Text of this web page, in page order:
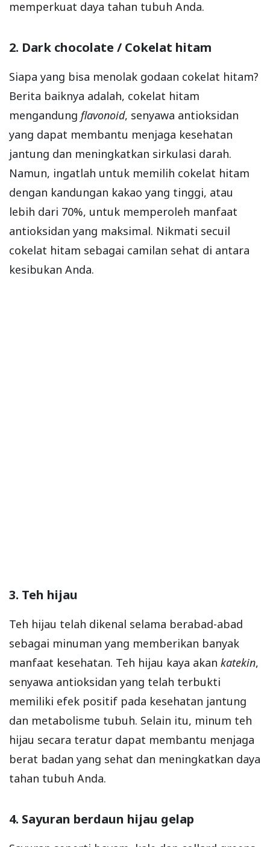
memperkuat daya tahan tubuh Anda.
2. Dark chocolate / Cokelat hitam
Siapa yang bisa menolak godaan cokelat hitam?
Berita baiknya adalah, cokelat hitam
mengandung flavonoid, senyawa antioksidan
yang dapat membantu menjaga kesehatan
jantung dan meningkatkan sirkulasi darah.
Namun, ingatlah untuk memilih cokelat hitam
dengan kandungan kakao yang tinggi, atau
lebih dari 70%, untuk memperoleh manfaat
antioksidan yang maksimal. Nikmati secuil
cokelat hitam sebagai camilan sehat di antara
kesibukan Anda.
3. Teh hijau
Teh hijau telah dikenal selama berabad-abad
sebagai minuman yang memberikan banyak
manfaat kesehatan. Teh hijau kaya akan katekin,
senyawa antioksidan yang telah terbukti
memiliki efek positif pada kesehatan jantung
dan metabolisme tubuh. Selain itu, minum teh
hijau secara teratur dapat membantu menjaga
berat badan yang sehat dan meningkatkan daya
tahan tubuh Anda.
4. Sayuran berdaun hijau gelap